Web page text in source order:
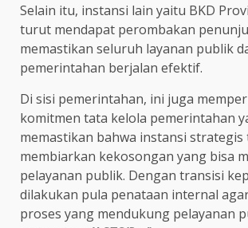
Selain itu, instansi lain yaitu BKD
turut mendapat perombakan
memastikan seluruh layanan publik
pemerintahan berjalan efektif.
Di sisi pemerintahan, ini juga
komitmen tata kelola pemerintahan
memastikan bahwa instansi strategis
membiarkan kekosongan yang bisa
pelayanan publik. Dengan transisi
dilakukan pula penataan internal
proses yang mendukung pelayanan